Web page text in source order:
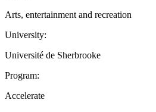
Arts, entertainment and recreation
University:
Université de Sherbrooke
Program:
Accelerate